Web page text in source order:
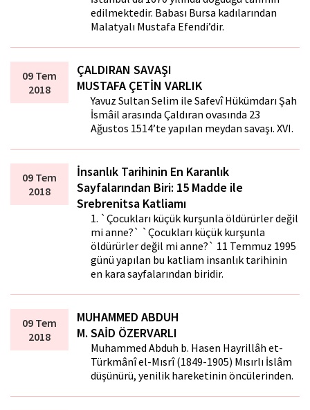
edilmektedir. Babası Bursa kadılarından
Malatyalı Mustafa Efendi’dir.
09 Tem
2018
ÇALDIRAN SAVAŞI
MUSTAFA ÇETİN VARLIK
Yavuz Sultan Selim ile Safevî Hükümdarı Şah
İsmâil arasında Çaldıran ovasında 23
Ağustos 1514’te yapılan meydan savaşı. XVI.
09 Tem
2018
İnsanlık Tarihinin En Karanlık
Sayfalarından Biri: 15 Madde ile
Srebrenitsa Katliamı
1. `Çocukları küçük kurşunla öldürürler değil
mi anne?` `Çocukları küçük kurşunla
öldürürler değil mi anne?` 11 Temmuz 1995
günü yapılan bu katliam insanlık tarihinin
en kara sayfalarından biridir.
09 Tem
2018
MUHAMMED ABDUH
M. SAİD ÖZERVARLI
Muhammed Abduh b. Hasen Hayrillâh et-
Türkmânî el-Mısrî (1849-1905) Mısırlı İslâm
düşünürü, yenilik hareketinin öncülerinden.